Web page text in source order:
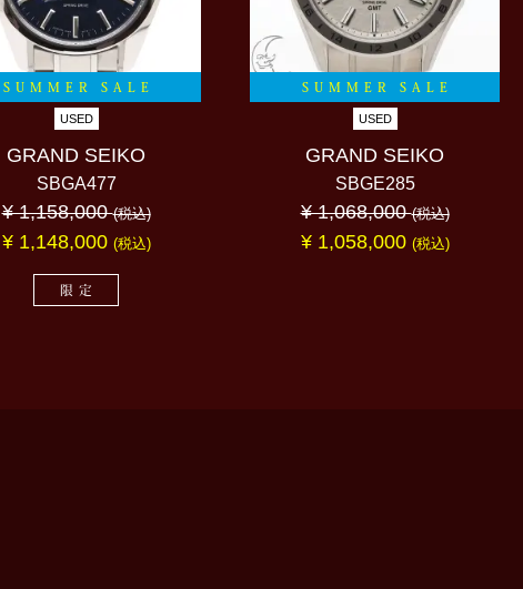
SUMMER SALE
USED
GRAND SEIKO
SBGA477
¥ 1,158,000(税込)
¥ 1,148,000 (税込)
限定
SUMMER SALE
USED
GRAND SEIKO
SBGE285
¥ 1,068,000(税込)
¥ 1,058,000 (税込)